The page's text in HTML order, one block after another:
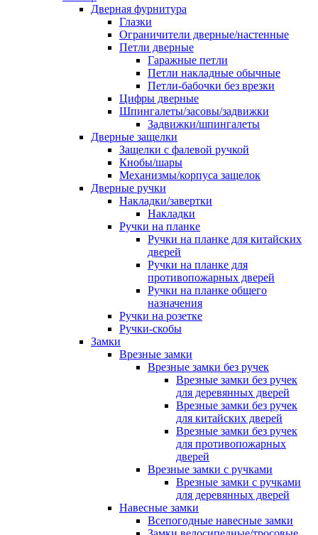
Дверная фурнитура
Глазки
Ограничители дверные/настенные
Петли дверные
Гаражные петли
Петли накладные обычные
Петли-бабочки без врезки
Цифры дверные
Шпингалеты/засовы/задвижки
Задвижки/шпингалеты
Дверные защелки
Защелки с фалевой ручкой
Кнобы/шары
Механизмы/корпуса защелок
Дверные ручки
Накладки/завертки
Накладки
Ручки на планке
Ручки на планке для китайских
дверей
Ручки на планке для
противопожарных дверей
Ручки на планке общего
назначения
Ручки на розетке
Ручки-скобы
Замки
Врезные замки
Врезные замки без ручек
Врезные замки без ручек
для деревянных дверей
Врезные замки без ручек
для китайских дверей
Врезные замки без ручек
для противопожарных
дверей
Врезные замки с ручками
Врезные замки с ручками
для деревянных дверей
Навесные замки
Всепогодные навесные замки